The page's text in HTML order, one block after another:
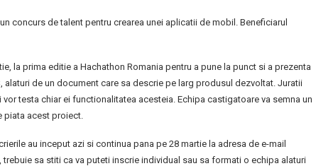
concurs de talent pentru crearea unei aplicatii de mobil. Beneficiarul
la prima editie a Hachathon Romania pentru a pune la punct si a prezenta
de un document care sa descrie pe larg produsul dezvoltat. Juratii
testa chiar ei functionalitatea acesteia. Echipa castigatoare va semna un
piata acest proiect.
au inceput azi si continua pana pe 28 martie la adresa de e-mail
sa stiti ca va puteti inscrie individual sau sa formati o echipa alaturi